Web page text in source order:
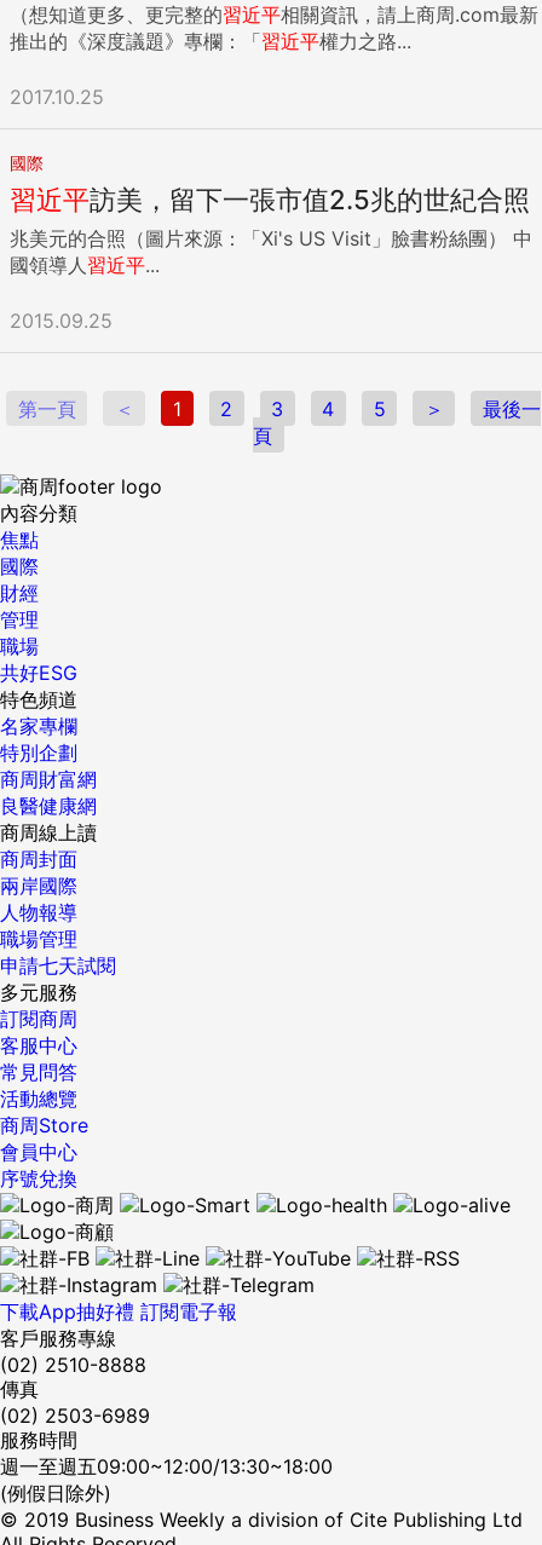
（想知道更多、更完整的習近平相關資訊，請上商周.com最新
推出的《深度議題》專欄：「習近平權力之路...
2017.10.25
國際
習近平訪美，留下一張市值2.5兆的世紀合照
兆美元的合照（圖片來源：「Xi's US Visit」臉書粉絲團） 中
國領導人 習近平...
2015.09.25
第一頁 ＜ 1 2 3 4 5 ＞
最後一
頁
內容分類
焦點
國際
財經
管理
職場
共好ESG
特色頻道
名家專欄
特別企劃
商周財富網
良醫健康網
商周線上讀
商周封面
兩岸國際
人物報導
職場管理
申請七天試閱
多元服務
訂閱商周
客服中心
常見問答
活動總覽
商周Store
會員中心
序號兌換
下載App抽好禮 訂閱電子報
客戶服務專線
(02) 2510-8888
傳真
(02) 2503-6989
服務時間
週一至週五09:00~12:00/13:30~18:00
(例假日除外)
© 2019 Business Weekly a division of Cite Publishing Ltd